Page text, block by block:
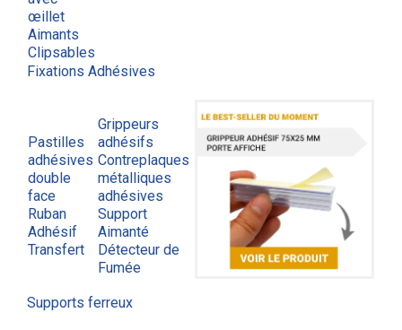
œillet
Aimants
Clipsables
Fixations Adhésives
Pastilles
adhésives
double
face
Ruban
Adhésif
Transfert
Grippeurs
adhésifs
Contreplaques
métalliques
adhésives
Support
Aimanté
Détecteur de
Fumée
Supports ferreux